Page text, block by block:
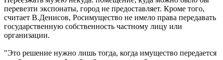
перевезти экспонаты, город не предоставляет. Кроме того,
считает В.Денисов, Росимущество не имело права передавать
государственную собственность частному лицу или
организации.
"Это решение нужно лишь тогда, когда имущество передается